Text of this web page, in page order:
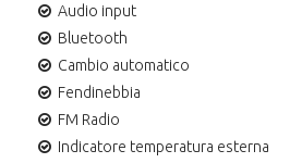
Audio input
Bluetooth
Cambio automatico
Fendinebbia
FM Radio
Indicatore temperatura esterna